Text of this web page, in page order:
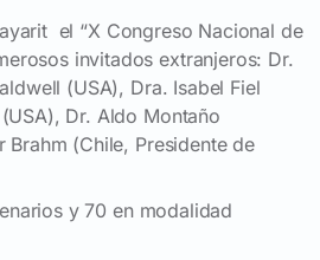
el “X Congreso Nacional de
invitados extranjeros: Dr.
(USA), Dra. Isabel Fiel
Dr. Aldo Montaño
Brahm (Chile, Presidente de
y 70 en modalidad